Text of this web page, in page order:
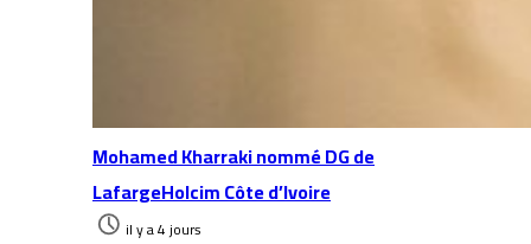
Mohamed Kharraki nommé DG de
LafargeHolcim Côte d’Ivoire
il y a 4 jours